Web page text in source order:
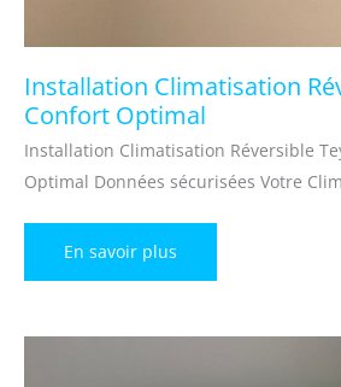
Installation Climatisation
Confort Optimal
Installation Climatisation Réversible
Optimal Données sécurisées Votre
Installation
Climatisation
Réversible
Confort
En savoir plus